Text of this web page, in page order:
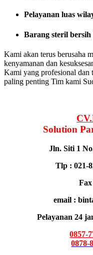
Pelayanan luas
Barang steril bersih
Kami akan terus berusaha
kenyamanan dan
Kami yang profesional dan
paling penting Tim kami
Solution
Jln. Siti 1
Tlp : 021-
Fax
email :
Pelayanan 24
0857-
0878-